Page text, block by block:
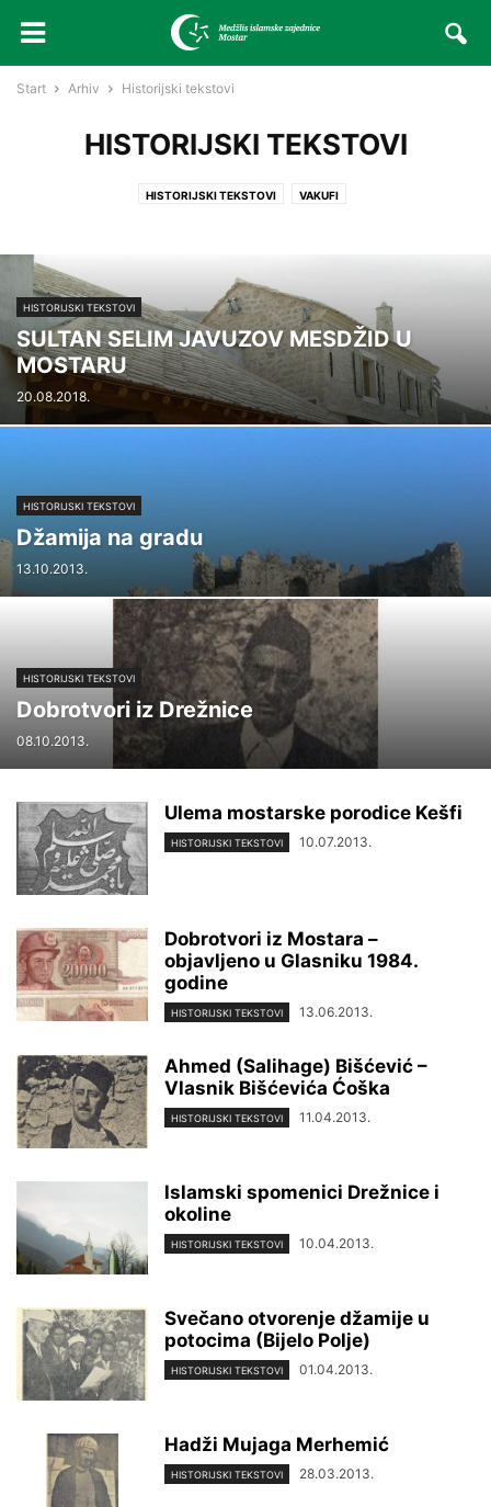
Start Arhiv Historijski tekstovi
HISTORIJSKI TEKSTOVI
HISTORIJSKI TEKSTOVI VAKUFI
HISTORIJSKI TEKSTOVI
SULTAN SELIM JAVUZOV MESDŽID U
MOSTARU
20.08.2018.
HISTORIJSKI TEKSTOVI
Džamija na gradu
13.10.2013.
HISTORIJSKI TEKSTOVI
Dobrotvori iz Drežnice
08.10.2013.
Ulema mostarske porodice Kešfi
HISTORIJSKI TEKSTOVI 10.07.2013.
Dobrotvori iz Mostara –
objavljeno u Glasniku 1984.
godine
HISTORIJSKI TEKSTOVI 13.06.2013.
Ahmed (Salihage) Bišćević –
Vlasnik Bišćevića Ćoška
HISTORIJSKI TEKSTOVI 11.04.2013.
lslamski spomenici Drežnice i
okoline
HISTORIJSKI TEKSTOVI 10.04.2013.
Svečano otvorenje džamije u
potocima (Bijelo Polje)
HISTORIJSKI TEKSTOVI 01.04.2013.
Hadži Mujaga Merhemić
HISTORIJSKI TEKSTOVI 28.03.2013.